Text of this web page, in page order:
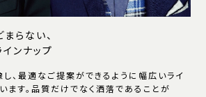
らない、
ンナップ
、最適なご提案ができるように幅広いライ
ます。品質だけでなく洒落であることが